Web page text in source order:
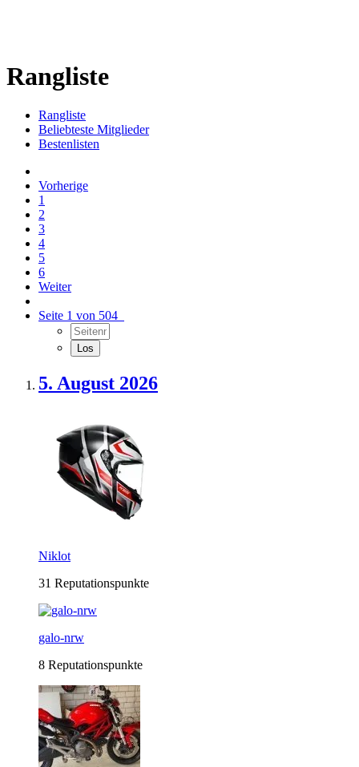
Rangliste
Rangliste
Beliebteste Mitglieder
Bestenlisten
Vorherige
1
2
3
4
5
6
Weiter
Seite 1 von 504
5. August 2026
Niklot
31 Reputationspunkte
galo-nrw
8 Reputationspunkte